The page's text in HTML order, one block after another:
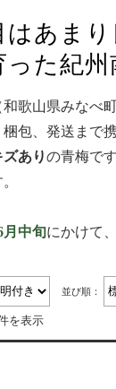
はあま
った紀州
歌山県みなべ
包、発送まで
ありの青梅で
月中旬にかけて
並び順：
を表示